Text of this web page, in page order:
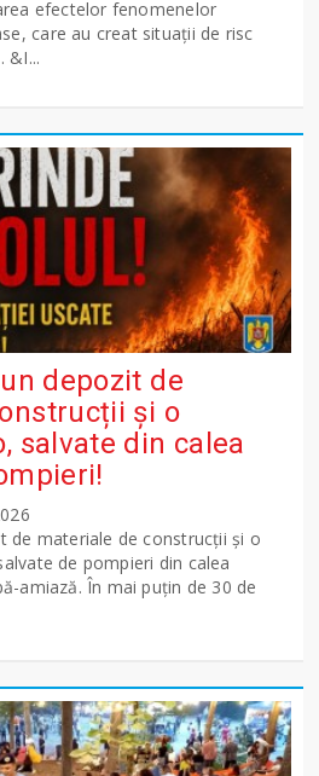
efectelor fenomenelor
care au creat situații de risc
&I...
depozit de
și o
salvate din calea
de materiale de construcții și o
de pompieri din calea
amiază. În mai puțin de 30 de